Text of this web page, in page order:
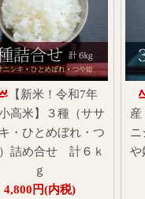
【新米！令和7年
高米】３種（ササ
・ひとめぼれ・つ
詰め合せ 計６ｋ
ｇ
4,800円(内税)
ニ
や